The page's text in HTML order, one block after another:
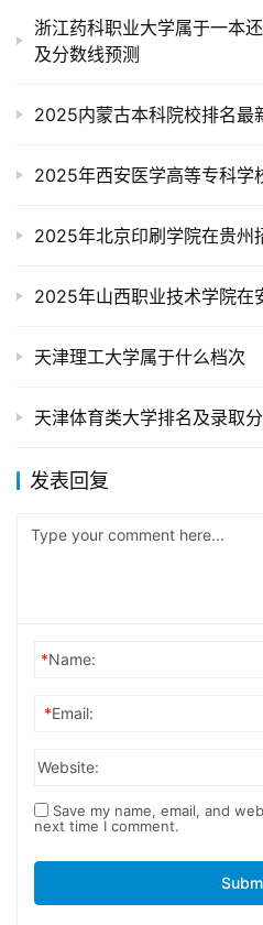
浙江药科职业大学属于一本
及分数线预测
2025内蒙古本科院校排名最
2025年西安医学高等专科学
2025年北京印刷学院在贵州
2025年山西职业技术学院在
天津理工大学属于什么档次
天津体育类大学排名及录取
发表回复
*Name:
*Email:
Website:
Save my name, email, and
next time I comment.